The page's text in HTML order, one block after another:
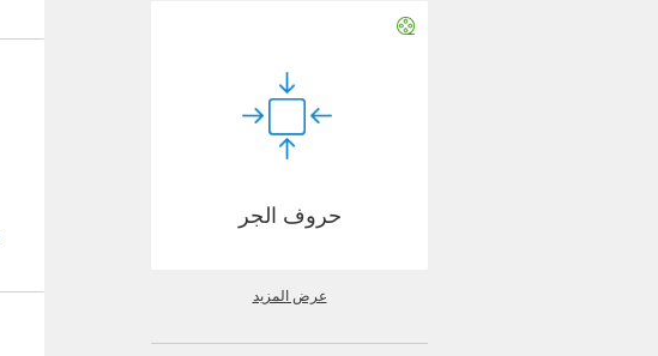
حروف الجر
عرض المزيد